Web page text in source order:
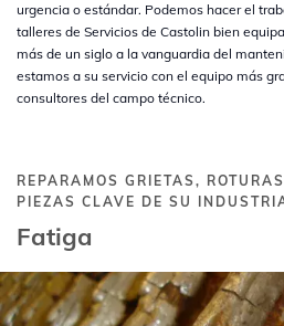
urgencia o estándar. Podemos hacer el
talleres de Servicios de Castolin bien
más de un siglo a la vanguardia del
estamos a su servicio con el equipo más
consultores del campo técnico.
REPARAMOS GRIETAS,
PIEZAS CLAVE DE SU
Fatiga